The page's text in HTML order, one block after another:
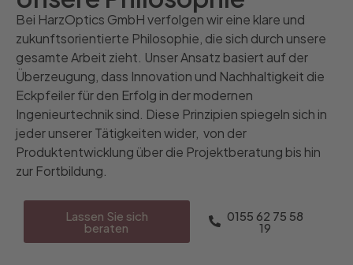
Bei HarzOptics GmbH verfolgen wir eine klare und
zukunftsorientierte Philosophie, die sich durch unsere
gesamte Arbeit zieht. Unser Ansatz basiert auf der
Überzeugung, dass Innovation und Nachhaltigkeit die
Eckpfeiler für den Erfolg in der modernen
Ingenieurtechnik sind. Diese Prinzipien spiegeln sich in
jeder unserer Tätigkeiten wider, von der
Produktentwicklung über die Projektberatung bis hin
zur Fortbildung.
Lassen Sie sich
beraten
0155 62 75 58
19